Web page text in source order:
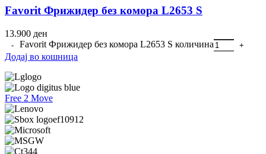
Favorit Фрижидер без комора L2653 S
13.900 ден
Favorit Фрижидер без комора L2653 S количина
Додај во кошница
Free 2 Move